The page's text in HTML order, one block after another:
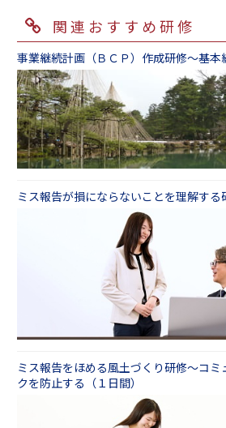
能力が飛躍的に向上する、部
下指導にも有効とご好評をい
す。
大きい」といった２つの観点
えいただきお選びいただくこ
します。なお、最も基本的な
ント研修」では、様々なリス
在化のしやすさと、顕在化し
きさを考え、どのリスクから
考えていただくワークが含ま
リスク管理に関連するテーマ
制やマニュアルの存在を周知
を図るようお手伝いさせてい
社営業担当までお申し付けく
研修内製化サービス
２．動画教材の販売
社内研修実施用の危機管理動
います。管理職向け、一般職
テスト付の動画もございます
る、ブラッシュアップの必要
るなど、手間がかからないう
えて、組織内の意識統一を図
す。ぜひご活用ください。
【動画教材】リスクマネジメ
最小化を図るプロセスを習得
テスト付き）
【動画教材】リスク管理・コ
座一覧
また、動画教材を全社員に漏
くための受講管理システムも
①インフラ
ｅラーニングを視聴できるよ
ステム環境をどのように用意
②コンテンツ
インフラが整った状態で、実
視聴させるのか？買うのか？
合外注するのか自社で作るの
インソースでは、一気通貫で
だきます。もちろん、インフ
ツのみ／自社制作のご支援の
ご支援も可能です。
人事サポートシステム「Ｌｅ
とした動画教育
動画教材（ｅラーニング）に
関連おすすめ研修
事業継続計画（ＢＣＰ）作成研修～基本
ミス報告が損にならないことを理解する
ミス報告をほめる風土づくり研修～コ
クを防止する（１日間）